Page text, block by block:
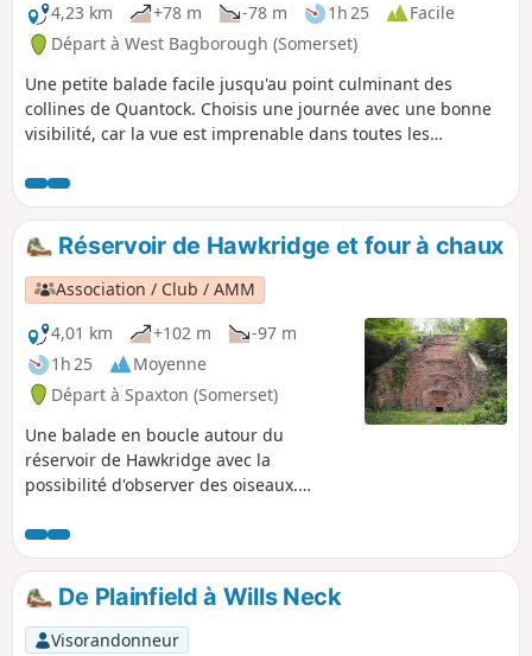
4,23 km
+78 m -78 m 1h 25
Facile
Départ à West Bagborough (Somerset)
Une petite balade facile jusqu'au point culminant des
collines de Quantock. Choisis une journée avec une bonne
visibilité, car la vue est imprenable dans toutes les
Réservoir de Hawkridge et four à chaux
Association / Club / AMM
4,01 km
+102 m
-97 m
1h 25
Moyenne
Départ à Spaxton (Somerset)
Une balade en boucle autour du
réservoir de Hawkridge avec la
possibilité d'observer des oiseaux.
d'une haute prairie avec vue sur les
Mendips et Glastonbury Tor. Le
prolongement d'un mile permet de
découvrir un four à chaux rénové et un
point de vue sur Hawkridge Common.
De Plainfield à Wills Neck
Visorandonneur